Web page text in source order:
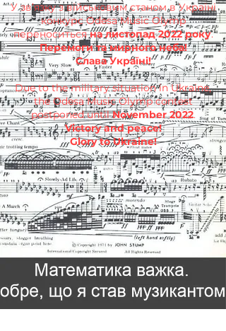
У зв’язку з військовим станом в Україні
конкурс Odesa Music Olymp
переноситьсяна листопад 2022 року.
Перемоги та мирного неба!
Слава Україні!
Due to the military situation in Ukraine,
the Odesa Music Olymp contest
postponed untilNovember 2022.
Victory and peace!
Glory to Ukraine!